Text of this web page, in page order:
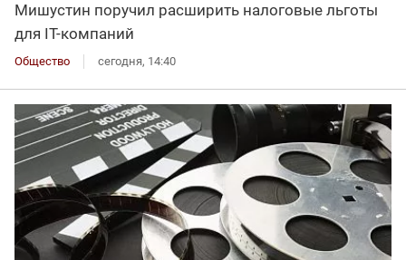
Мишустин поручил расширить налоговые льготы
для IT-компаний
Общество сегодня, 14:40